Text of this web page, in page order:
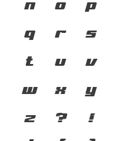
n o p
q r s
t u v
w x y
z ? !